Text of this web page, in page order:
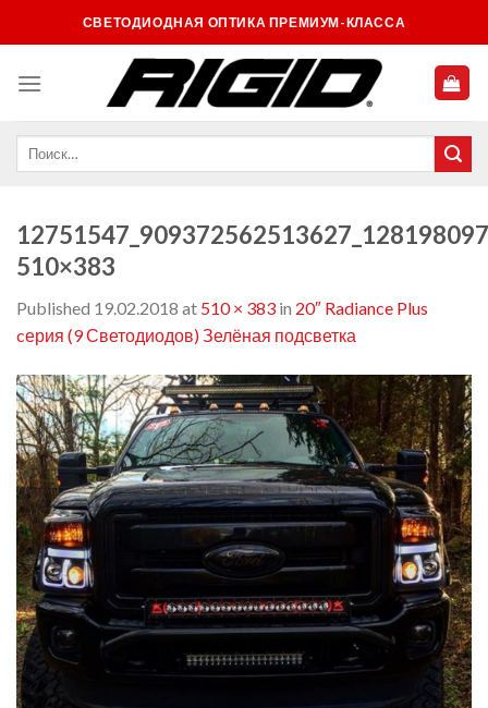
to
СВЕТОДИОДНАЯ ОПТИКА ПРЕМИУМ-КЛАССА
510×383
Published 19.02.2018 at 510 × 383 in 20″ Radiance Plus
cерия (9 Светодиодов) Зелёная подсветка